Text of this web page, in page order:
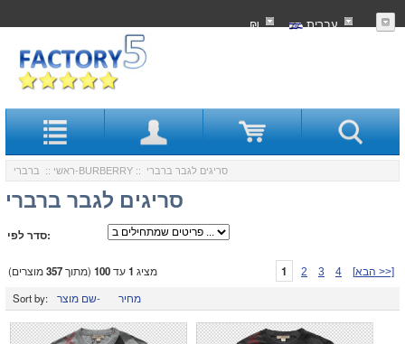
עִברִית ₪
ראשי :: ברברי-BURBERRY :: סריגים לגבר ברברי
סריגים לגבר ברברי
סדר לפי:
מציג 1עד100 (מתוך357מוצרים) 1 2 3 4 [הבא >>]
Sort by: שם מוצר- מחיר